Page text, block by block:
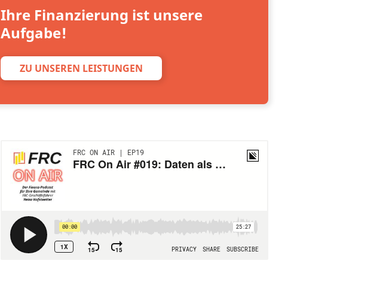
Ihre Finanzierung ist unsere
Aufgabe!
ZU UNSEREN LEISTUNGEN